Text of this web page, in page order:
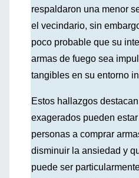
respaldaron una menor
el vecindario, sin
poco probable que su
armas de fuego sea
tangibles en su entorno
Estos hallazgos
exagerados pueden
personas a comprar
disminuir la ansiedad y
puede ser